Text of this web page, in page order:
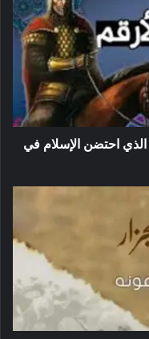
احتضن الإسلام في